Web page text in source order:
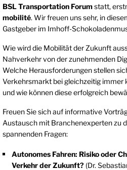
BSL Transportation Forumstatt,
mobilité. Wir freuen uns sehr, in
Gastgeber im Imhoff-
Wie wird die Mobilität der Zukunft
Nahverkehr von der zunehmenden
Welche Herausforderungen stellen
Verkehrsmarkt bei gleichzeitig immer
und wie können diese erfolgreich
Freuen Sie sich auf informative
Austausch mit Branchenexperten zu
spannenden Fragen:
Autonomes Fahren: Risiko oder
Verkehr der Zukunft? (Dr.